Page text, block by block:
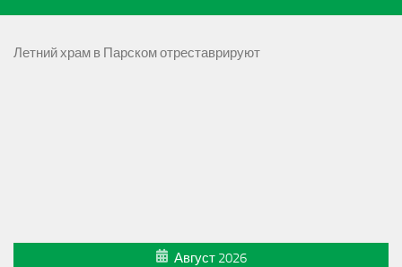
Летний храм в Парском отреставрируют
Август 2026